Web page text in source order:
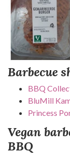
Barbecue
BBQ
BluMill
Princess
Vegan
BBQ